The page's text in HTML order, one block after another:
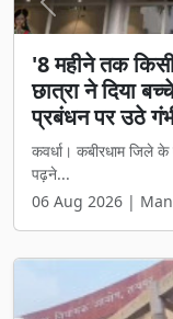
बाल श्रम
छुड़ाया, आरोपी
पुलिस
रायपुर। छत्तीसगढ़ में
हुए 16 ...
06 Aug 2026 |
Previous